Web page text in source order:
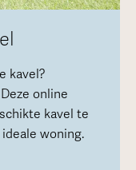
kavel?
online
kavel te
woning.